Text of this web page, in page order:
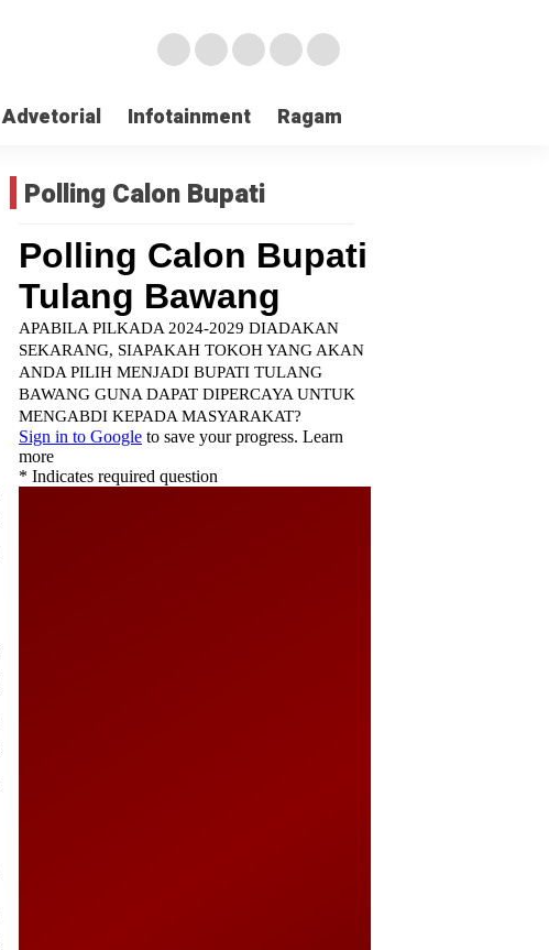
Advetorial Infotainment Ragam
Polling Calon Bupati